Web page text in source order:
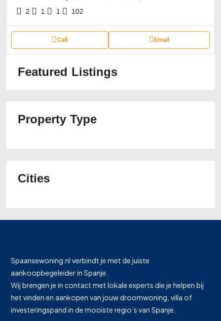
2 1 1 102
Call Email
Featured Listings
Property Type
Cities
Spaansewoning.nl verbindt je met de juiste
aankoopbegeleider in Spanje.
Wij brengen je in contact met lokale experts die je helpen bij
het vinden en aankopen van jouw droomwoning, villa of
investeringspand in de mooiste regio’s van Spanje.